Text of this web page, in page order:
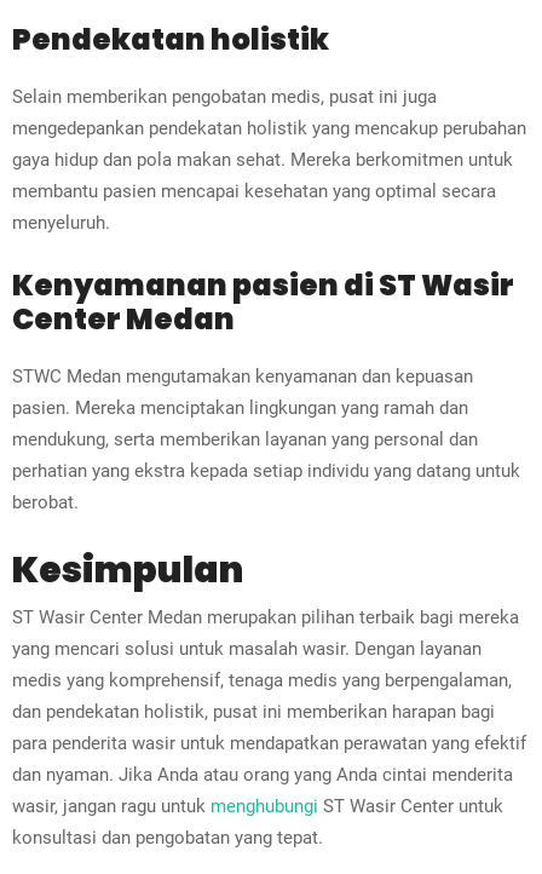
Pendekatan holistik
Selain memberikan pengobatan medis, pusat ini juga
mengedepankan pendekatan holistik yang mencakup perubahan
gaya hidup dan pola makan sehat. Mereka berkomitmen untuk
membantu pasien mencapai kesehatan yang optimal secara
menyeluruh.
Kenyamanan pasien di ST Wasir
Center Medan
STWC Medan mengutamakan kenyamanan dan kepuasan
pasien. Mereka menciptakan lingkungan yang ramah dan
mendukung, serta memberikan layanan yang personal dan
perhatian yang ekstra kepada setiap individu yang datang untuk
berobat.
Kesimpulan
ST Wasir Center Medan merupakan pilihan terbaik bagi mereka
yang mencari solusi untuk masalah wasir. Dengan layanan
medis yang komprehensif, tenaga medis yang berpengalaman,
dan pendekatan holistik, pusat ini memberikan harapan bagi
para penderita wasir untuk mendapatkan perawatan yang efektif
dan nyaman. Jika Anda atau orang yang Anda cintai menderita
wasir, jangan ragu untuk menghubungi ST Wasir Center untuk
konsultasi dan pengobatan yang tepat.